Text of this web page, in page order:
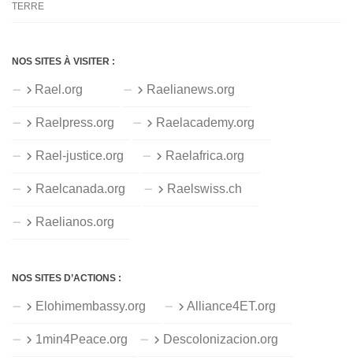
TERRE
NOS SITES À VISITER :
Rael.org Raelianews.org
Raelpress.org Raelacademy.org
Rael-justice.org Raelafrica.org
Raelcanada.org Raelswiss.ch
Raelianos.org
NOS SITES D’ACTIONS :
Elohimembassy.org Alliance4ET.org
1min4Peace.org Descolonizacion.org